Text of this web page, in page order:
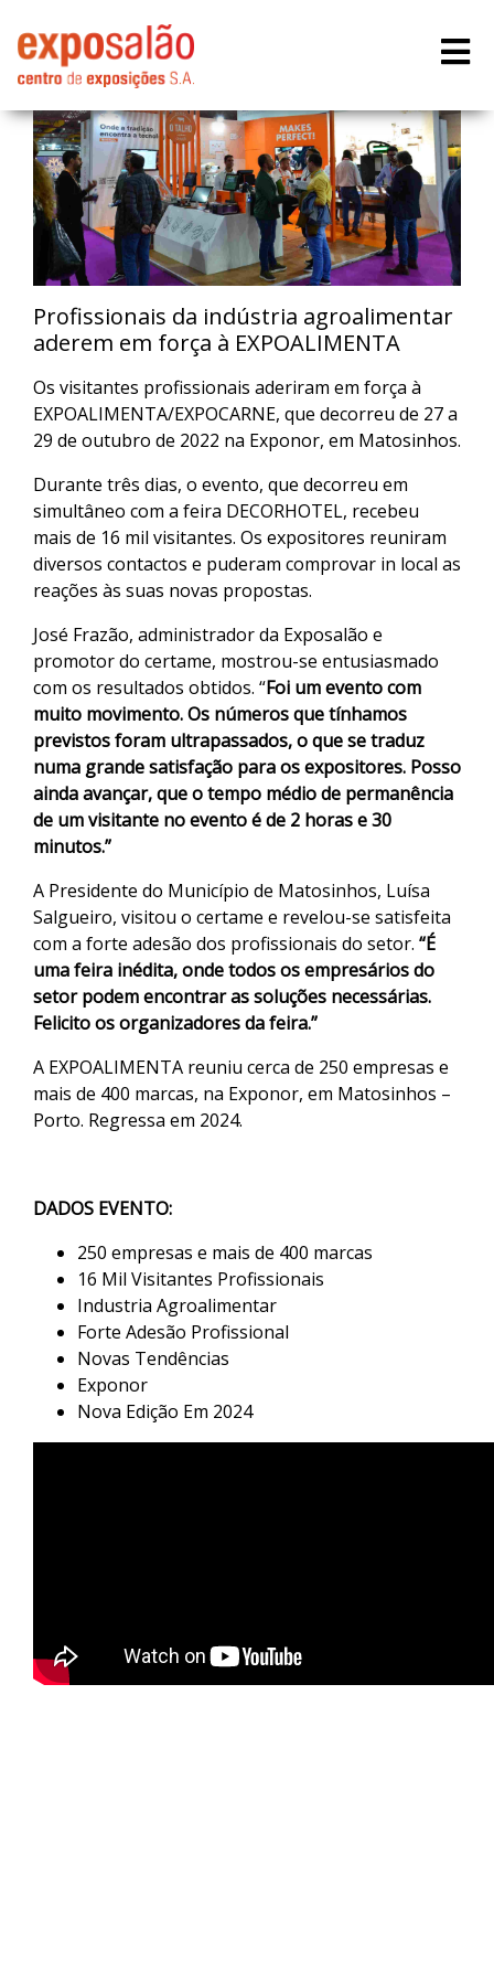
Profissionais da indústria agroalimentar
aderem em força à EXPOALIMENTA
Os visitantes profissionais aderiram em força à
EXPOALIMENTA/EXPOCARNE, que decorreu de 27 a
29 de outubro de 2022 na Exponor, em Matosinhos.
Durante três dias, o evento, que decorreu em
simultâneo com a feira DECORHOTEL, recebeu
mais de 16 mil visitantes. Os expositores reuniram
diversos contactos e puderam comprovar in local as
reações às suas novas propostas.
José Frazão, administrador da Exposalão e
promotor do certame, mostrou-se entusiasmado
com os resultados obtidos. “Foi um evento com
muito movimento. Os números que tínhamos
previstos foram ultrapassados, o que se traduz
numa grande satisfação para os expositores. Posso
ainda avançar, que o tempo médio de permanência
de um visitante no evento é de 2 horas e 30
minutos.”
A Presidente do Município de Matosinhos, Luísa
Salgueiro, visitou o certame e revelou-se satisfeita
com a forte adesão dos profissionais do setor. “É
uma feira inédita, onde todos os empresários do
setor podem encontrar as soluções necessárias.
Felicito os organizadores da feira.”
A EXPOALIMENTA reuniu cerca de 250 empresas e
mais de 400 marcas, na Exponor, em Matosinhos –
Porto. Regressa em 2024.
DADOS EVENTO:
250 empresas e mais de 400 marcas
16 Mil Visitantes Profissionais
Industria Agroalimentar
Forte Adesão Profissional
Novas Tendências
Exponor
Nova Edição Em 2024